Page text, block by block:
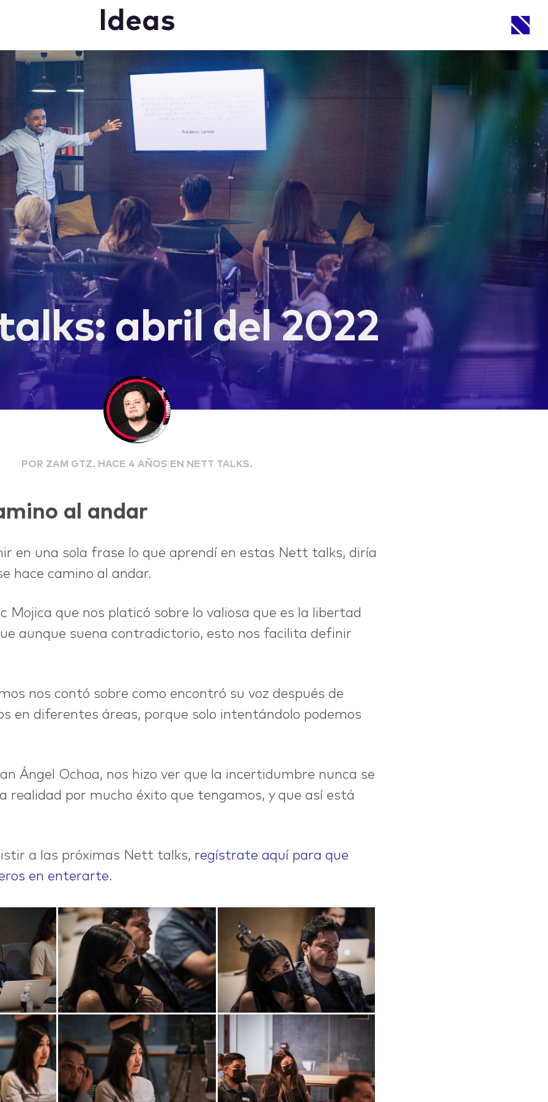
Ideas
abril del 2022
POR ZAM GTZ. HACE 4 AÑOS EN NETT TALKS.
al andar
en una sola frase lo que aprendí en estas Nett talks, diría
hace camino al andar.
Mojica que nos platicó sobre lo valiosa que es la libertad
aunque suena contradictorio, esto nos facilita definir
nos contó sobre como encontró su voz después de
en diferentes áreas, porque solo intentándolo podemos
Ángel Ochoa, nos hizo ver que la incertidumbre nunca se
realidad por mucho éxito que tengamos, y que así está
a las próximas Nett talks, regístrate aquí para que
en enterarte.